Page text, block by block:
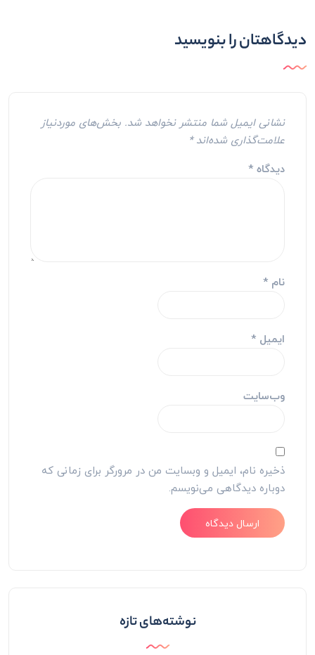
دیدگاهتان را بنویسید
نشانی ایمیل شما منتشر نخواهد شد. بخش‌های موردنیاز
علامت‌گذاری شده‌اند*
دیدگاه*
نام *
ایمیل *
وب‌سایت
ذخیره نام، ایمیل و وبسایت من در مرورگر برای زمانی که
دوباره دیدگاهی می‌نویسم.
نوشته‌های تازه